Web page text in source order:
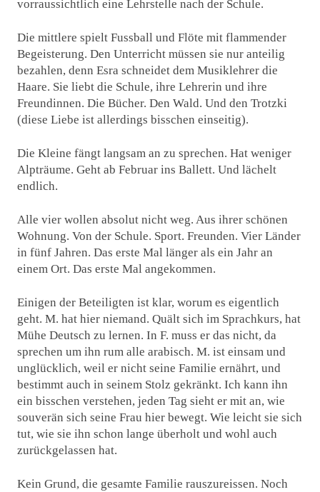
vorraussichtlich eine Lehrstelle nach der Schule.
Die mittlere spielt Fussball und Flöte mit flammender
Begeisterung. Den Unterricht müssen sie nur anteilig
bezahlen, denn Esra schneidet dem Musiklehrer die
Haare. Sie liebt die Schule, ihre Lehrerin und ihre
Freundinnen. Die Bücher. Den Wald. Und den Trotzki
(diese Liebe ist allerdings bisschen einseitig).
Die Kleine fängt langsam an zu sprechen. Hat weniger
Alpträume. Geht ab Februar ins Ballett. Und lächelt
endlich.
Alle vier wollen absolut nicht weg. Aus ihrer schönen
Wohnung. Von der Schule. Sport. Freunden. Vier Länder
in fünf Jahren. Das erste Mal länger als ein Jahr an
einem Ort. Das erste Mal angekommen.
Einigen der Beteiligten ist klar, worum es eigentlich
geht. M. hat hier niemand. Quält sich im Sprachkurs, hat
Mühe Deutsch zu lernen. In F. muss er das nicht, da
sprechen um ihn rum alle arabisch. M. ist einsam und
unglücklich, weil er nicht seine Familie ernährt, und
bestimmt auch in seinem Stolz gekränkt. Ich kann ihn
ein bisschen verstehen, jeden Tag sieht er mit an, wie
souverän sich seine Frau hier bewegt. Wie leicht sie sich
tut, wie sie ihn schon lange überholt und wohl auch
zurückgelassen hat.
Kein Grund, die gesamte Familie rauszureissen. Noch